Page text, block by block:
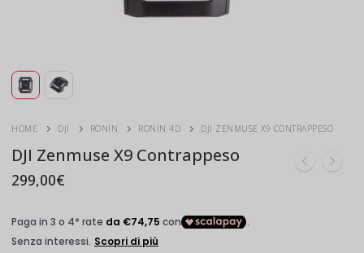
HOME DJI RONIN RONIN 4D DJI ZENMUSE X9 CONTRAPPESO
DJI Zenmuse X9 Contrappeso
299,00€